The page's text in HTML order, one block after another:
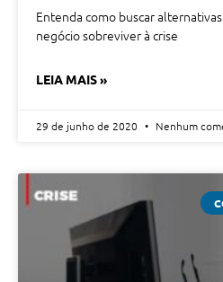
Entenda como buscar
negócio sobreviver à crise
LEIA MAIS »
29 de junho de 2020 Nenhum